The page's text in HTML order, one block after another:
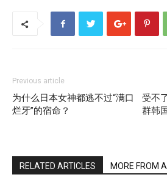
Previous article
为什么日本女神都逃不过“满口
烂牙”的宿命？
受不
群韩
RELATED ARTICLES MORE FROM